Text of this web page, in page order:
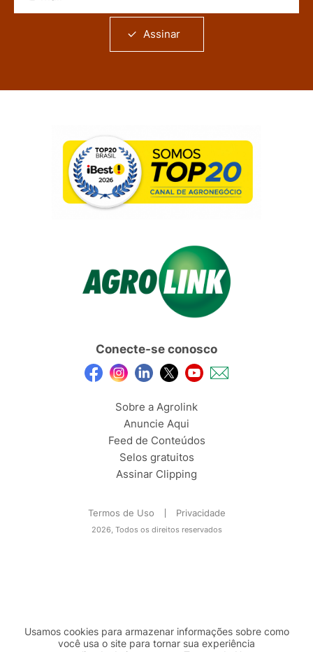
Assinar
Conecte-se conosco
Sobre a Agrolink
Anuncie Aqui
Feed de Conteúdos
Selos gratuitos
Assinar Clipping
Termos de Uso Privacidade
2026, Todos os direitos reservados
Usamos cookies para armazenar informações sobre como
você usa o site para tornar sua experiência